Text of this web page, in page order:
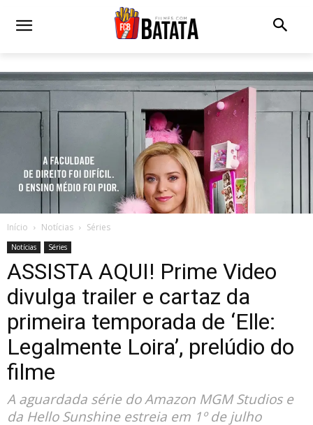
Início Notícias Séries
Notícias Séries
ASSISTA AQUI! Prime Video
divulga trailer e cartaz da
primeira temporada de ‘Elle:
Legalmente Loira’, prelúdio do
filme
A aguardada série do Amazon MGM Studios e
da Hello Sunshine estreia em 1º de julho